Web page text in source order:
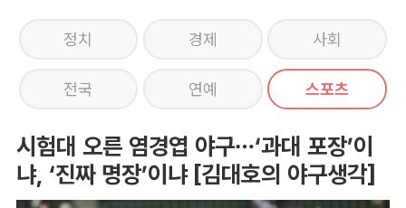
정치 경제 사회
전국 연예 스포츠
시험대 오른 염경엽 야구…‘과대 포장’이
냐, ‘진짜 명장’이냐 [김대호의 야구생각]